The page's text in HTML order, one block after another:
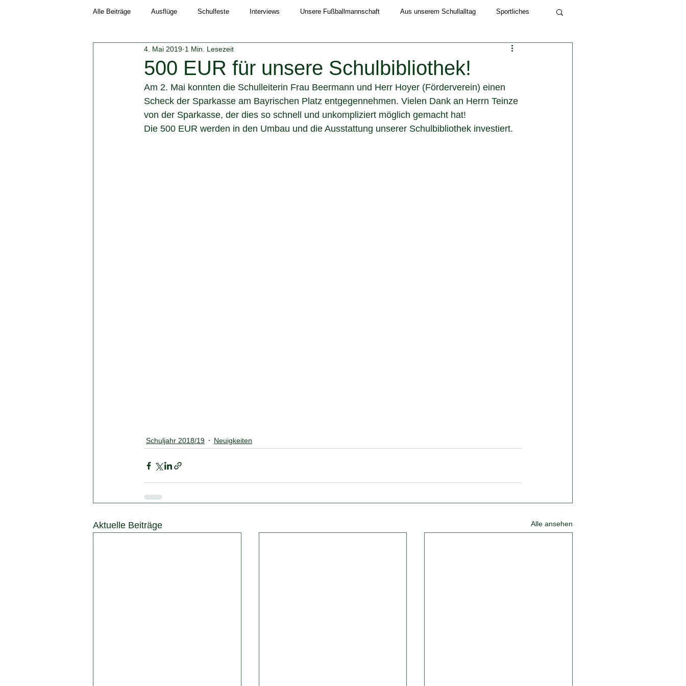
Alle Beiträge Ausflüge Schulfeste Interviews Unsere Fußballmannschaft Aus unserem Schullalltag Sportliches
Schuljahr 2018/19 Neuigkeiten Schuljahr 2022/23
500 EUR für unsere Schulbibliothek!
4. Mai 2019 1 Min. Lesezeit
Am 2. Mai konnten die Schulleiterin Frau Beermann und Herr Hoyer (Förderverein) einen
Scheck der Sparkasse am Bayrischen Platz entgegennehmen. Vielen Dank an Herrn Teinze
von der Sparkasse, der dies so schnell und unkompliziert möglich gemacht hat!
Die 500 EUR werden in den Umbau und die Ausstattung unserer Schulbibliothek investiert.
Schuljahr 2018/19 Neuigkeiten
Aktuelle Beiträge Alle ansehen